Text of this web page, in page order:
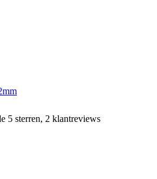
5 sterren, 2 klantreviews